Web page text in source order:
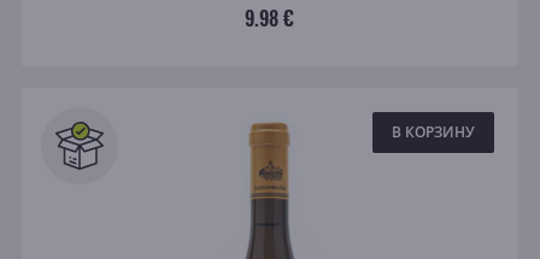
9.98 €
В КОРЗИНУ